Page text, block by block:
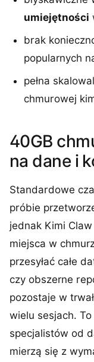
umiejętności
brak
popularnych
pełna
chmurowej
40GB
na dane i
Standardowe
próbie
jednak Kimi
miejsca w
przesyłać całe
czy obszerne
pozostaje w
wielu sesjach.
specjalistów od
mierzą się z